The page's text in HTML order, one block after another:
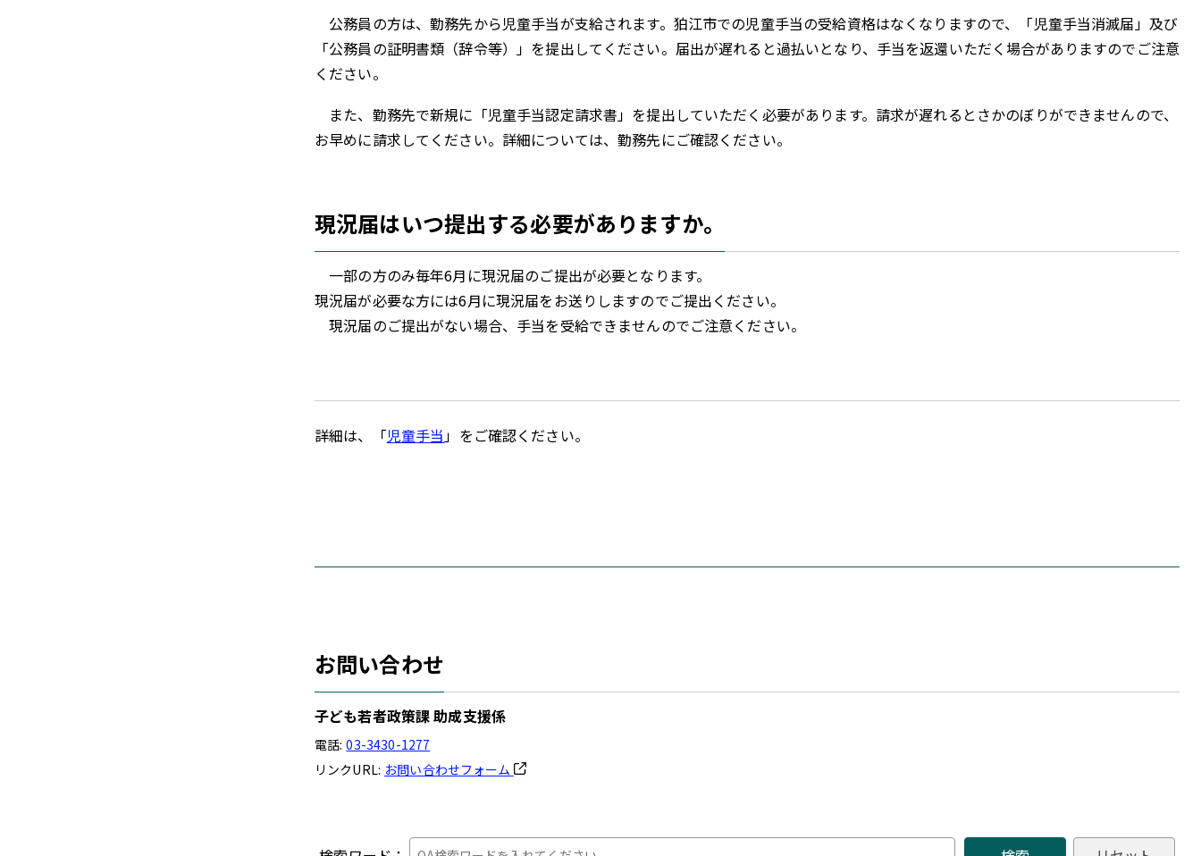
公務員の方は、勤務先から児童手当が支給されます。狛江市での児童手当の受給資格はなくなりますので、「児童手当消滅届」及び
「公務員の証明書類（辞令等）」を提出してください。届出が遅れると過払いとなり、手当を返還いただく場合がありますのでご注意
ください。
また、勤務先で新規に「児童手当認定請求書」を提出していただく必要があります。請求が遅れるとさかのぼりができませんので、
お早めに請求してください。詳細については、勤務先にご確認ください。
現況届はいつ提出する必要がありますか。
一部の方のみ毎年6月に現況届のご提出が必要となります。
現況届が必要な方には6月に現況届をお送りしますのでご提出ください。
現況届のご提出がない場合、手当を受給できませんのでご注意ください。
詳細は、「児童手当」をご確認ください。
お問い合わせ
子ども若者政策課 助成支援係
電話: 03-3430-1277
リンクURL: お問い合わせフォーム